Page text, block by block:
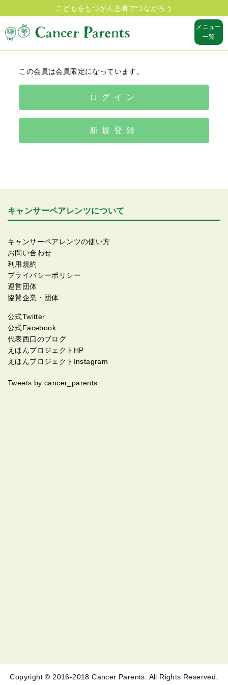
こどもをもつがん患者でつながろう
メニュー
一覧
この会員は会員限定になっています。
ログイン
新規登録
キャンサーペアレンツについて
キャンサーペアレンツの使い方
お問い合わせ
利用規約
プライバシーポリシー
運営団体
協賛企業・団体
公式Twitter
公式Facebook
代表西口のブログ
えほんプロジェクトHP
えほんプロジェクトInstagram
Tweets by cancer_parents
Copyright © 2016-2018 Cancer Parents. All Rights Reserved.